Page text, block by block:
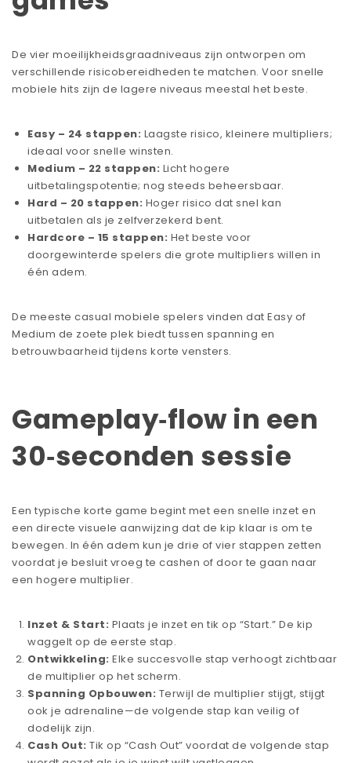
De vier moeilijkheidsgraadniveaus zijn ontworpen om
verschillende risicobereidheden te matchen. Voor snelle
mobiele hits zijn de lagere niveaus meestal het beste.
Easy – 24 stappen: Laagste risico, kleinere multipliers;
ideaal voor snelle winsten.
Medium – 22 stappen: Licht hogere
uitbetalingspotentie; nog steeds beheersbaar.
Hard – 20 stappen: Hoger risico dat snel kan
uitbetalen als je zelfverzekerd bent.
Hardcore – 15 stappen: Het beste voor
doorgewinterde spelers die grote multipliers willen in
één adem.
De meeste casual mobiele spelers vinden dat Easy of
Medium de zoete plek biedt tussen spanning en
betrouwbaarheid tijdens korte vensters.
Gameplay‑flow in een
30‑seconden sessie
Een typische korte game begint met een snelle inzet en
een directe visuele aanwijzing dat de kip klaar is om te
bewegen. In één adem kun je drie of vier stappen zetten
voordat je besluit vroeg te cashen of door te gaan naar
een hogere multiplier.
Inzet & Start: Plaats je inzet en tik op “Start.” De kip
waggelt op de eerste stap.
Ontwikkeling: Elke succesvolle stap verhoogt zichtbaar
de multiplier op het scherm.
Spanning Opbouwen: Terwijl de multiplier stijgt, stijgt
ook je adrenaline—de volgende stap kan veilig of
dodelijk zijn.
Cash Out: Tik op “Cash Out” voordat de volgende stap